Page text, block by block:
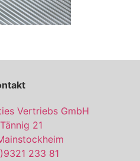
Vertriebs GmbH
21
233 81